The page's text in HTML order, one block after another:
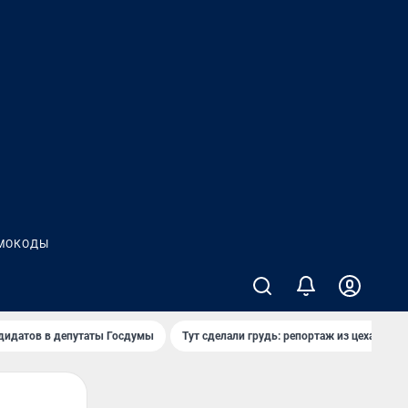
в депутаты Госдумы Тут сделали грудь: репортаж из цеха